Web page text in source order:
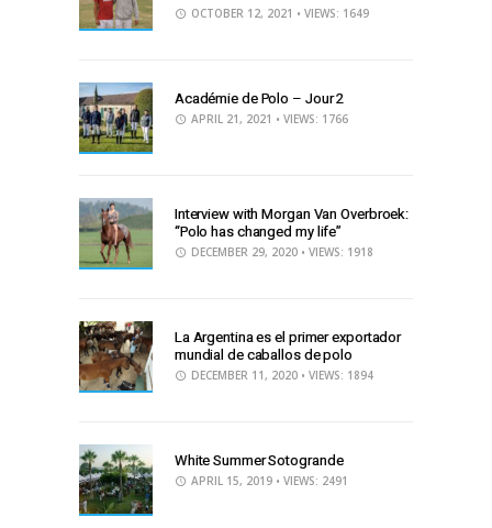
OCTOBER 12, 2021 • VIEWS: 1649
Académie de Polo – Jour 2
APRIL 21, 2021 • VIEWS: 1766
Interview with Morgan Van Overbroek:
“Polo has changed my life”
DECEMBER 29, 2020 • VIEWS: 1918
La Argentina es el primer exportador
mundial de caballos de polo
DECEMBER 11, 2020 • VIEWS: 1894
White Summer Sotogrande
APRIL 15, 2019 • VIEWS: 2491